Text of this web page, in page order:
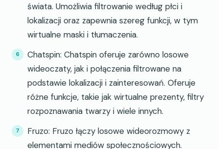
świata. Umożliwia filtrowanie według płci i
lokalizacji oraz zapewnia szereg funkcji, w tym
wirtualne maski i tłumaczenia.
Chatspin: Chatspin oferuje zarówno losowe
wideoczaty, jak i połączenia filtrowane na
podstawie lokalizacji i zainteresowań. Oferuje
różne funkcje, takie jak wirtualne prezenty, filtry
rozpoznawania twarzy i wiele innych.
Fruzo: Fruzo łączy losowe wideorozmowy z
elementami mediów społecznościowych.